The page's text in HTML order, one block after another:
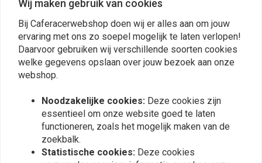
Universal Fitment
Dimensions - Please See Photos
meertens80@gmail.com
Dikke Cafe racer headlight, ipc voor een
bobber of chopper volgens mij maar staat
superdik op mijn xjr 1200 Cafe racer build.
herhaling vatbaar.
Menno
kwaliteits lamp! Mooi
Wij maken gebruik van cookies
Bij Caferacerwebshop doen wij er alles aan om jouw
ervaring met ons zo soepel mogelijk te laten verlopen!
Daarvoor gebruiken wij verschillende soorten cookies
welke gegevens opslaan over jouw bezoek aan onze
webshop.
Noodzakelijke cookies: Deze cookies zijn
essentieel om onze website goed te laten
functioneren, zoals het mogelijk maken van de
zoekbalk.
Statistische cookies: Deze cookies